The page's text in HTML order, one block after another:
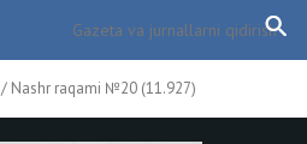
/ Nashr raqami №20 (11.927)